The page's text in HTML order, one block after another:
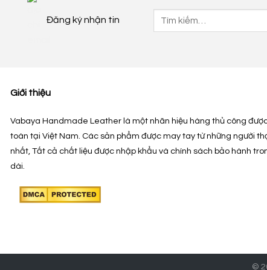
Đăng ký nhận tin
Giới thiệu
Vabaya Handmade Leather là một nhãn hiệu hàng thủ công
toàn tại Việt Nam. Các sản phẩm được may tay từ những người
nhất, Tất cả chất liệu được nhập khẩu và chính sách bảo hành
dài.
©